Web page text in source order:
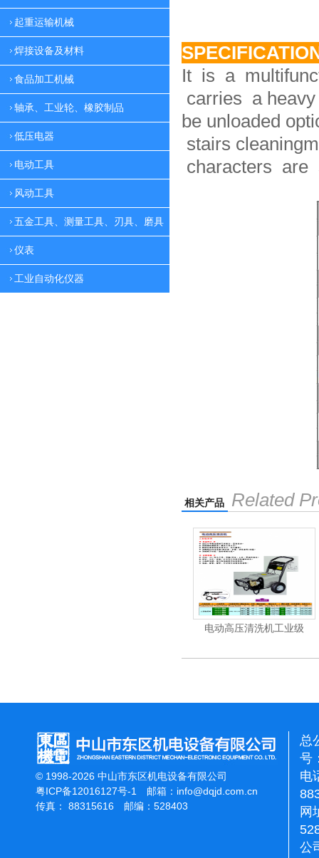
起重运输机械
焊接设备及材料
食品加工机械
轴承、工业轮、橡胶制品
低压电器
电动工具
风动工具
五金工具、测量工具、刃具、磨具
仪表
工业自动化仪器
It is a
carries a
be unloaded
stairs
characters
相关产品 Related
电动高压清洗机工业级 电
© 1998-2026 中山市东区机电设备有限公司
粤ICP备12016127号-1
邮箱： info@dqjd.com.cn
传真： 88315616 邮编：528403
总
号
电
网
公